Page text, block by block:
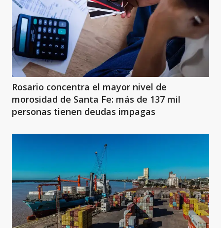
Rosario concentra el mayor nivel de
morosidad de Santa Fe: más de 137 mil
personas tienen deudas impagas